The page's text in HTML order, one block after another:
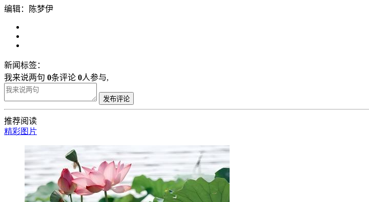
编辑：陈梦伊
新闻标签：
我来说两句 0条评论 0人参与,
发布评论
推荐阅读